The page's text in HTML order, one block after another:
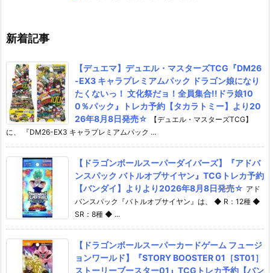
新着記事
【デュエマ】デュエル・マスターズTCG『DM26
-EX3 キャラプレミアムパック ドラゴン娘になり
たくないっ！ 文化祭だョ！全員集合!!ドラ娘10
0％パック』トレカ予約【タカラトミー】より20
26年8月8日発売☆
【デュエル・マスターズTCG】
に、 『DM26-EX3 キャラプレミアムパック ...
【ドラゴンボールスーパーダイバーズ】『アドバ
ンスパック バトルオブサイヤン』TCGトレカ予約
【バンダイ】よりより2026年8月8日発売☆ アド
バンスパック『バトルオブサイヤン』は、 ◆ R：12種 ◆
SR：8種 ◆ ...
【ドラゴンボールスーパーカードゲーム フュージ
ョンワールド】『STORY BOOSTER 01［ST01］
ストーリーブースター01』TCGトレカ予約【バン